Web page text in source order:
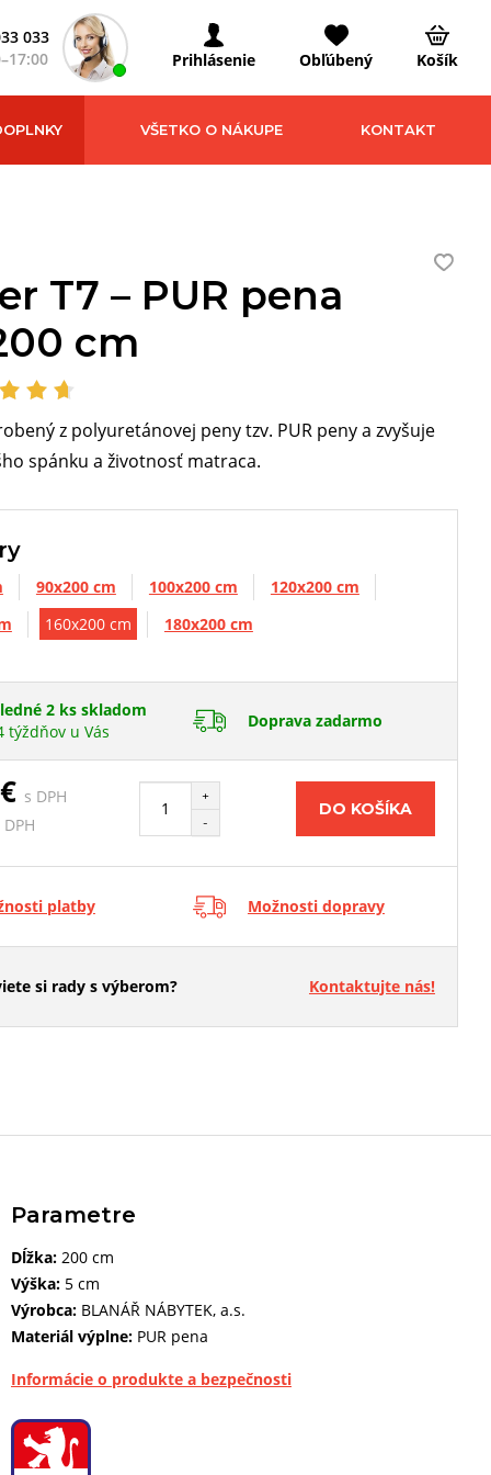
033
Prihlásenie Obľúbený Košík
VŠETKO O NÁKUPE KONTAKT
T7 – PUR pena
cm
z polyuretánovej peny tzv. PUR peny a zvyšuje
spánku a životnosť matraca.
90x200 cm 100x200 cm
120x200 cm
160x200 cm 180x200 cm
2 ks skladom
týždňov u Vás
Doprava zadarmo
s DPH
+
-
DO KOŠÍKA
platby Možnosti dopravy
si rady s výberom? Kontaktujte nás!
Parametre
Dĺžka: 200 cm
Výška: 5 cm
Výrobca: BLANÁŘ NÁBYTEK, a.s.
Materiál výplne: PUR pena
Informácie o produkte a bezpečnosti